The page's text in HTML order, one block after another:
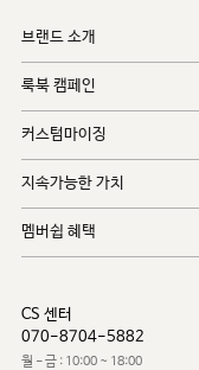
브랜드 소개
룩북 캠페인
커스텀마이징
지속가능한 가치
멤버쉽 혜택
CS 센터
070-8704-5882
월 - 금 : 10:00 ~ 18:00